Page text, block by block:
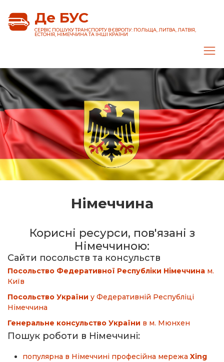
Де БУС
CЕРВІС ПОШУКУ ТРАНСПОРТУ В ЄВРОПУ: ПОЛЬЩА, ЛИТВА, ЛАТВІЯ,
ЕСТОНІЯ, НІМЕЧЧИНА ТА ІНШІ КРАЇНИ
Німеччина
Корисні ресурси, пов'язані з
Німеччиною:
Сайти посольств та консульств
Посольство Федеративної Республіки Німеччина м.
Київ
Посольство України у Федеративній Республіці
Німеччина
Генеральне консульство України в м. Мюнхен
Пошук роботи в Німеччині:
популярна в Німеччині професійна мережа Xing